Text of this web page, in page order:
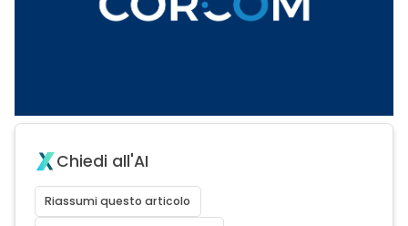
Chiedi all'AI
Riassumi questo articolo